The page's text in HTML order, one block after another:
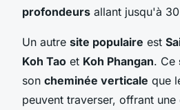
profondeurs allant jusqu'à
Un autre site populaire est
Koh Tao et Koh Phangan. Ce
son cheminée verticale que
peuvent traverser, offrant